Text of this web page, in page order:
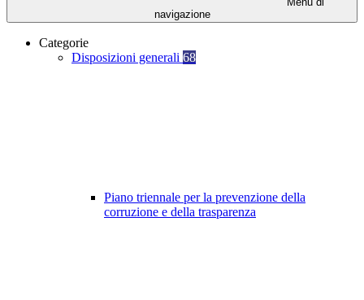
navigazione
Categorie
Disposizioni generali 68
Piano triennale per la prevenzione della
corruzione e della trasparenza